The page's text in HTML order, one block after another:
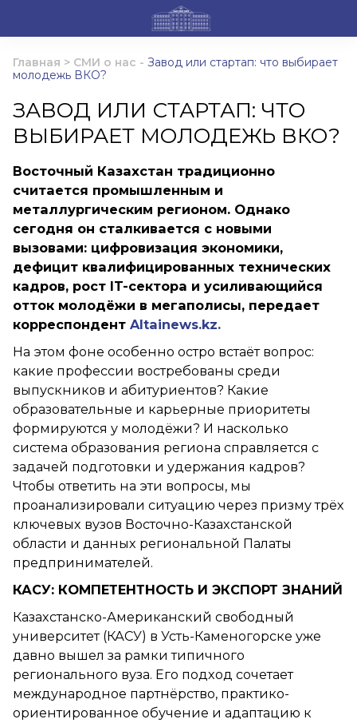
Главная > СМИ о нас - Завод или стартап: что выбирает
молодежь ВКО?
ЗАВОД ИЛИ СТАРТАП: ЧТО
ВЫБИРАЕТ МОЛОДЕЖЬ ВКО?
Восточный Казахстан традиционно
считается промышленным и
металлургическим регионом. Однако
сегодня он сталкивается с новыми
вызовами: цифровизация экономики,
дефицит квалифицированных технических
кадров, рост IT-сектора и усиливающийся
отток молодёжи в мегаполисы, передает
корреспондент Altainews.kz.
На этом фоне особенно остро встаёт вопрос:
какие профессии востребованы среди
выпускников и абитуриентов? Какие
образовательные и карьерные приоритеты
формируются у молодёжи? И насколько
система образования региона справляется с
задачей подготовки и удержания кадров?
Чтобы ответить на эти вопросы, мы
проанализировали ситуацию через призму трёх
ключевых вузов Восточно-Казахстанской
области и данных региональной Палаты
предпринимателей.
КАСУ: КОМПЕТЕНТНОСТЬ И ЭКСПОРТ ЗНАНИЙ
Казахстанско-Американский свободный
университет (КАСУ) в Усть-Каменогорске уже
давно вышел за рамки типичного
регионального вуза. Его подход сочетает
международное партнёрство, практико-
ориентированное обучение и адаптацию к